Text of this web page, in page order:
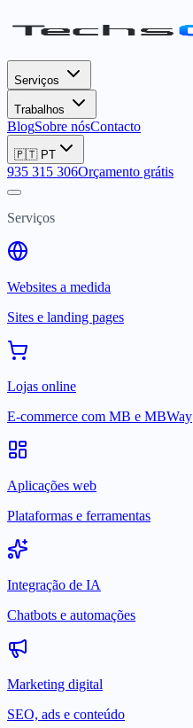
Serviços
Trabalhos
BlogSobre nósContacto
🇵🇹 PT
935 315 306Orçamento grátis
Serviços
Websites a medida
Sites e landing pages
Lojas online
E-commerce com MB e MBWay
Aplicações web
Plataformas e ferramentas
Integração de IA
Chatbots e automações
Marketing digital
SEO, ads e conteúdo